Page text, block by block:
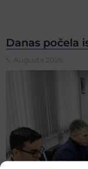
Danas počela
5. Augusta 2026.